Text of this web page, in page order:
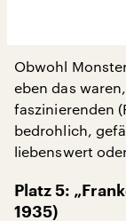
Obwohl
eben das
faszinierenden
bedrohlich,
liebenswert
Platz 5:
1935)